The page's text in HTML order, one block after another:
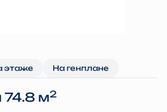
этаже На генплане
74.8 м2